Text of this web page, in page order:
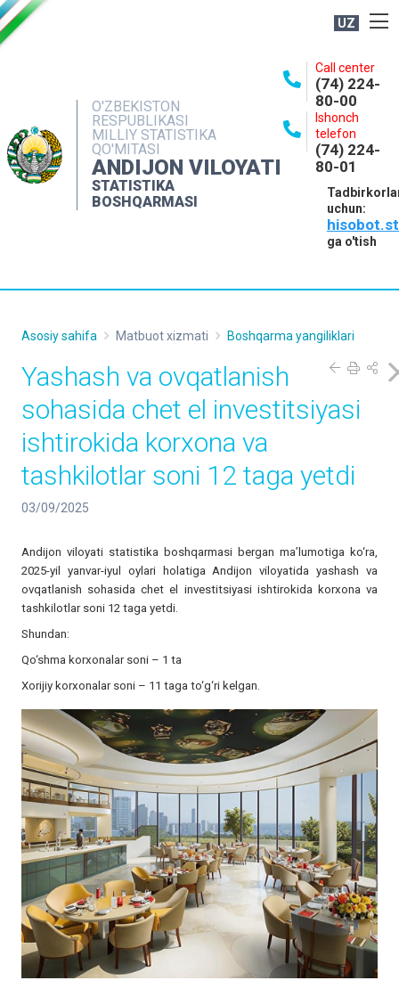
UZ
O'ZBEKISTON
RESPUBLIKASI
MILLIY STATISTIKA
QO'MITASI
ANDIJON VILOYATI
STATISTIKA
BOSHQARMASI
Call center
(74) 224-
80-00
Ishonch
telefon
(74) 224-
80-01
uchun:
ga o'tish
NASHRLAR
INTERAKTIV XIZMATLAR
MATBUOT XIZMATI
MUROJAATLAR
Asosiy sahifa Matbuot xizmati Boshqarma yangiliklari
Yashash va ovqatlanish
sohasida chet el investitsiyasi
ishtirokida korxona va
tashkilotlar soni 12 taga yetdi
03/09/2025
Andijon viloyati statistika boshqarmasi bergan ma’lumotiga ko‘ra,
2025-yil yanvar-iyul oylari holatiga Andijon viloyatida yashash va
ovqatlanish sohasida chet el investitsiyasi ishtirokida korxona va
tashkilotlar soni 12 taga yetdi.
Shundan:
Qo‘shma korxonalar soni – 1 ta
Xorijiy korxonalar soni – 11 taga to‘g‘ri kelgan.